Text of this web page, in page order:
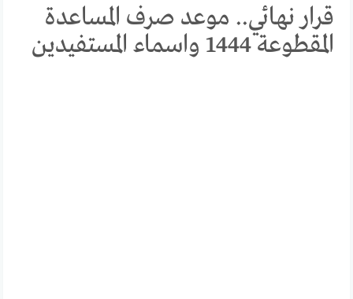
قرار نهائي.. موعد صرف المساعدة
المقطوعة 1444 واسماء المستفيدين